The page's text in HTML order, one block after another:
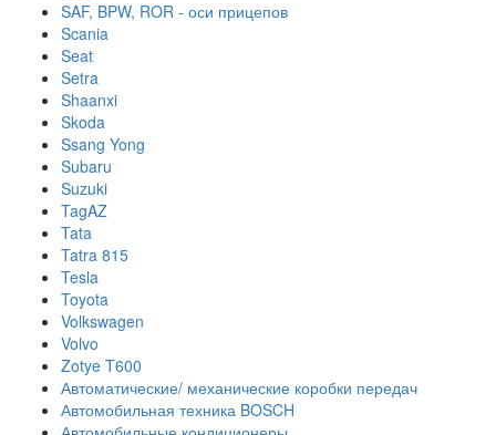
SAF, BPW, ROR - оси прицепов
Scania
Seat
Setra
Shaanxi
Skoda
Ssang Yong
Subaru
Suzuki
TagAZ
Tata
Tatra 815
Tesla
Toyota
Volkswagen
Volvo
Zotye T600
Автоматические/ механические коробки передач
Автомобильная техника BOSCH